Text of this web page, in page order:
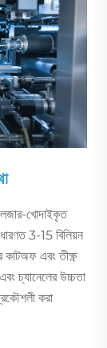
খোদাইকৃত
3-15 বিলিয়ন
কাটঅফ এবং তীক্ষ্ণ
চ্যানেলের উচ্চতা
করা